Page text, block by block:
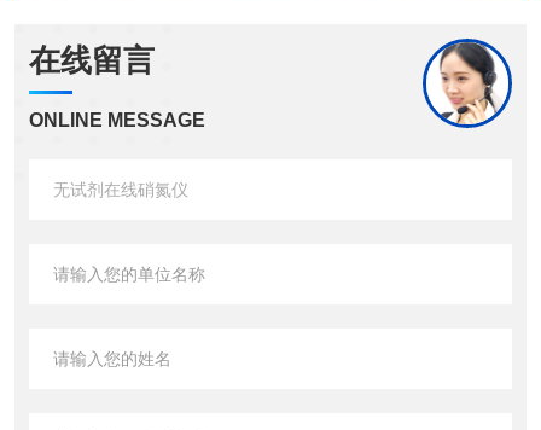
在线留言
ONLINE MESSAGE